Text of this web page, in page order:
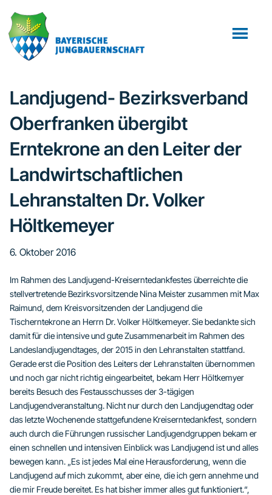
Inhalt
springen
Seitenspalte
springen
Fußzeile
springen
Landjugend- Bezirksverband
Oberfranken übergibt
Erntekrone an den Leiter der
Landwirtschaftlichen
Lehranstalten Dr. Volker
Höltkemeyer
6. Oktober 2016
Im Rahmen des Landjugend-Kreiserntedankfestes überreichte die
stellvertretende Bezirksvorsitzende Nina Meister zusammen mit Max
Raimund, dem Kreisvorsitzenden der Landjugend die
Tischerntekrone an Herrn Dr. Volker Höltkemeyer. Sie bedankte sich
damit für die intensive und gute Zusammenarbeit im Rahmen des
Landeslandjugendtages, der 2015 in den Lehranstalten stattfand.
Gerade erst die Position des Leiters der Lehranstalten übernommen
und noch gar nicht richtig eingearbeitet, bekam Herr Höltkemyer
bereits Besuch des Festausschusses der 3-tägigen
Landjugendveranstaltung. Nicht nur durch den Landjugendtag oder
das letzte Wochenende stattgefundene Kreiserntedankfest, sondern
auch durch die Führungen russischer Landjugendgruppen bekam er
einen schnellen und intensiven Einblick was Landjugend ist und alles
bewegen kann. „Es ist jedes Mal eine Herausforderung, wenn die
Landjugend auf mich zukommt, aber eine, die ich gern annehme und
die mir Freude bereitet. Es hat bisher immer alles gut funktioniert.“,